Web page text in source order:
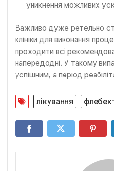
уникнення можливих
Важливо дуже ретельно
клініки для виконання
проходити всі
напередодні. У такому
успішним, а період
лікування